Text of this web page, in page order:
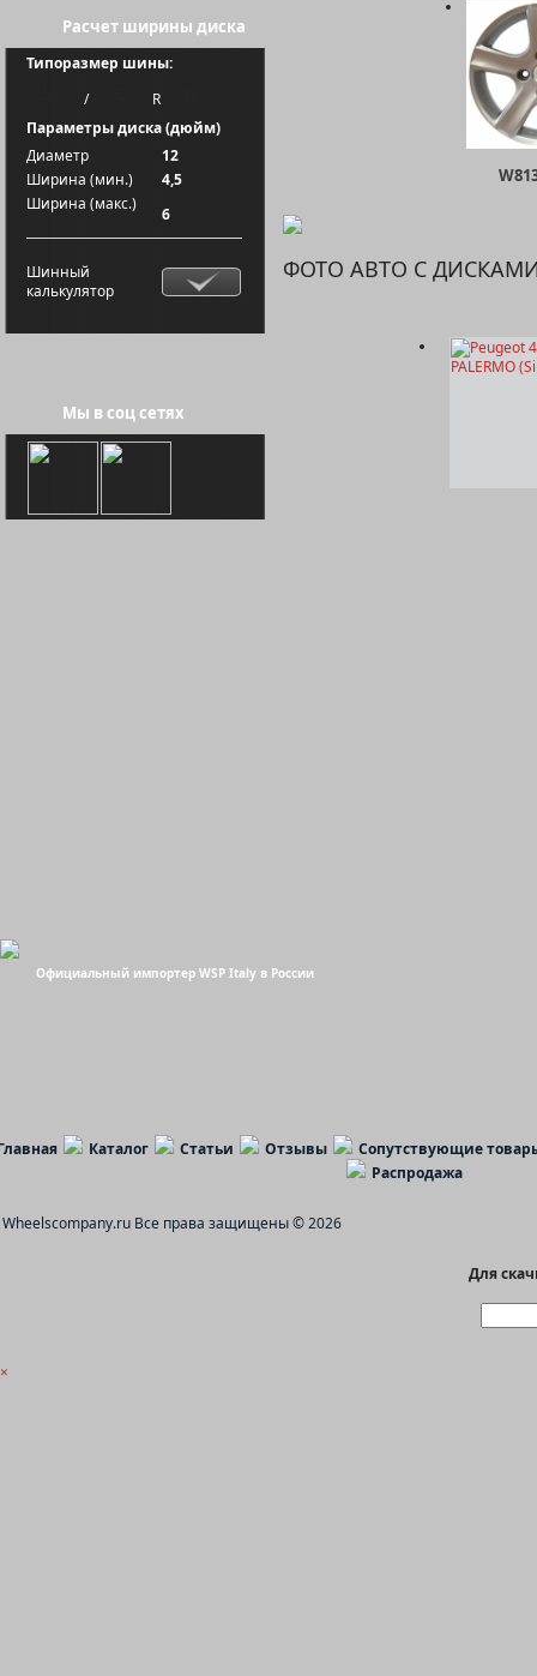
ФОТО АВТО С
Расчет ширины диска
Типоразмер шины:
/
R
Параметры диска (дюйм)
Диаметр
12
Ширина (мин.)
4,5
Ширина (макс.)
6
Шинный
калькулятор
Мы в соц сетях
Официальный импортер WSP Italy в России
Каталог Статьи Отзывы
Сопутствующие
Распродажа
Wheelscompany.ru Все права защищены © 2026
Для
×